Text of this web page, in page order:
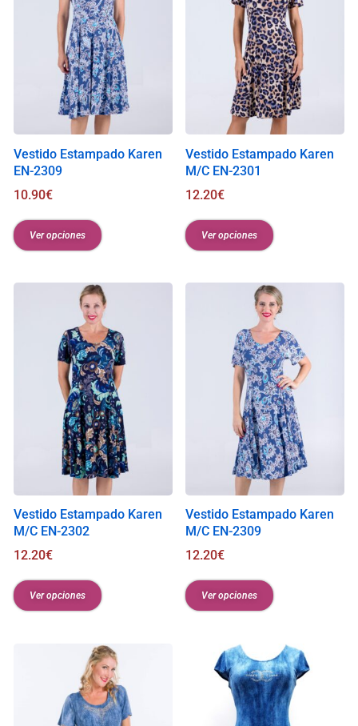
Vestido Estampado Karen
EN-2309
10.90€
Ver opciones
Vestido Estampado Karen
M/C EN-2301
12.20€
Ver opciones
Vestido Estampado Karen
M/C EN-2302
12.20€
Ver opciones
Vestido Estampado Karen
M/C EN-2309
12.20€
Ver opciones